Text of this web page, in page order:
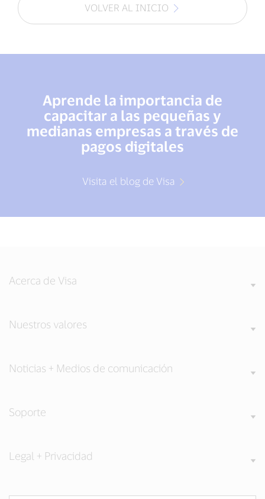
VOLVER AL INICIO
Aprende la importancia de
capacitar a las pequeñas y
medianas empresas a través de
pagos digitales
Visita el blog de Visa
Acerca de Visa
Nuestros valores
Noticias + Medios de comunicación
Soporte
Legal + Privacidad